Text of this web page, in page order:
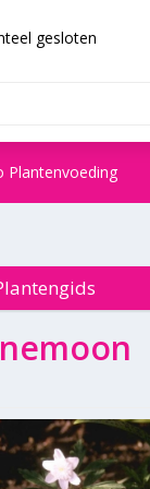
gesloten
Plantenvoeding